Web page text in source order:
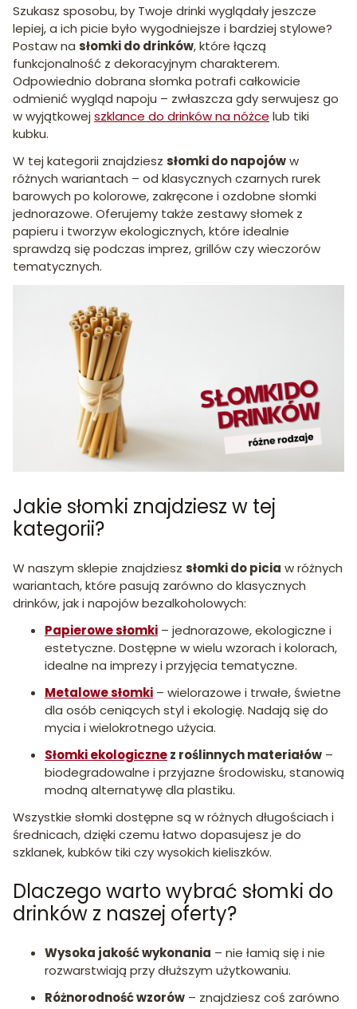
Szukasz sposobu, by Twoje drinki wyglądały jeszcze
lepiej, a ich picie było wygodniejsze i bardziej stylowe?
Postaw na słomki do drinków, które łączą
funkcjonalność z dekoracyjnym charakterem.
Odpowiednio dobrana słomka potrafi całkowicie
odmienić wygląd napoju – zwłaszcza gdy serwujesz go
w wyjątkowejszklance do drinków na nóżce lub tiki
kubku.
W tej kategorii znajdziesz słomki do napojóww
różnych wariantach – od klasycznych czarnych rurek
barowych po kolorowe, zakręcone i ozdobne słomki
jednorazowe. Oferujemy także zestawy słomek z
papieru i tworzyw ekologicznych, które idealnie
sprawdzą się podczas imprez, grillów czy wieczorów
tematycznych.
Jakie słomki znajdziesz w tej
kategorii?
W naszym sklepie znajdziesz słomki do picia w różnych
wariantach, które pasują zarówno do klasycznych
drinków, jak i napojów bezalkoholowych:
Papierowe słomki – jednorazowe, ekologiczne i
estetyczne. Dostępne w wielu wzorach i kolorach,
idealne na imprezy i przyjęcia tematyczne.
Metalowe słomki – wielorazowe i trwałe, świetne
dla osób ceniących styl i ekologię. Nadają się do
mycia i wielokrotnego użycia.
Słomki ekologicznez roślinnych materiałów –
biodegradowalne i przyjazne środowisku, stanowią
modną alternatywę dla plastiku.
Wszystkie słomki dostępne są w różnych długościach i
średnicach, dzięki czemu łatwo dopasujesz je do
szklanek, kubków tiki czy wysokich kieliszków.
Dlaczego warto wybrać słomki do
drinków z naszej oferty?
Wysoka jakość wykonania – nie łamią się i nie
rozwarstwiają przy dłuższym użytkowaniu.
Różnorodność wzorów – znajdziesz coś zarówno